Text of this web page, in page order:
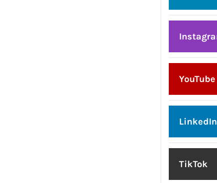
YouTube
LinkedIn
TikTok